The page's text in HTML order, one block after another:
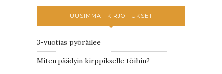
UUSIMMAT KIRJOITUKSET
3-vuotias pyöräilee
Miten päädyin kirppikselle töihin?